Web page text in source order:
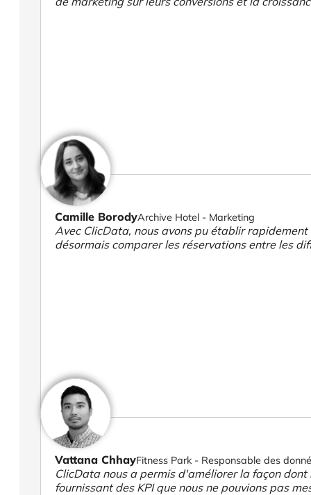
Camille BorodyArchive Hotel - Marketing
Avec ClicData, nous avons pu établir
désormais comparer les réservations entre les
Vattana ChhayFitness Park - Responsable des
ClicData nous a permis d'améliorer la façon
fournissant des KPI que nous ne pouvions pas